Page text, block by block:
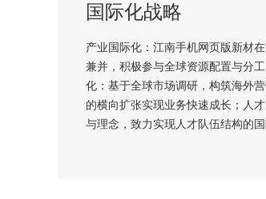
国际化战略
产业国际化：江南手机网页版新材
兼并，积极参与全球资源配置与分
化：基于全球市场调研，构筑海外
的横向扩张实现业务快速成长；人
与理念，致力实现人才队伍结构的